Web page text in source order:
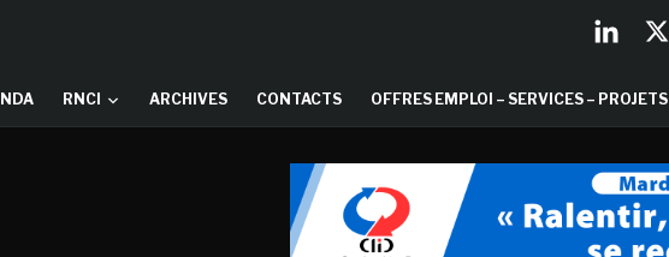
RNCI ARCHIVES CONTACTS OFFRES EMPLOI – SERVICES – PROJETS